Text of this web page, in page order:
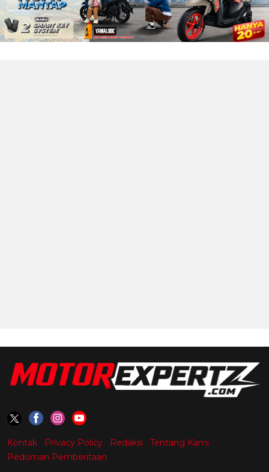
Kontak Privacy Policy Redaksi
Tentang Kami
Pedoman Pemberitaan